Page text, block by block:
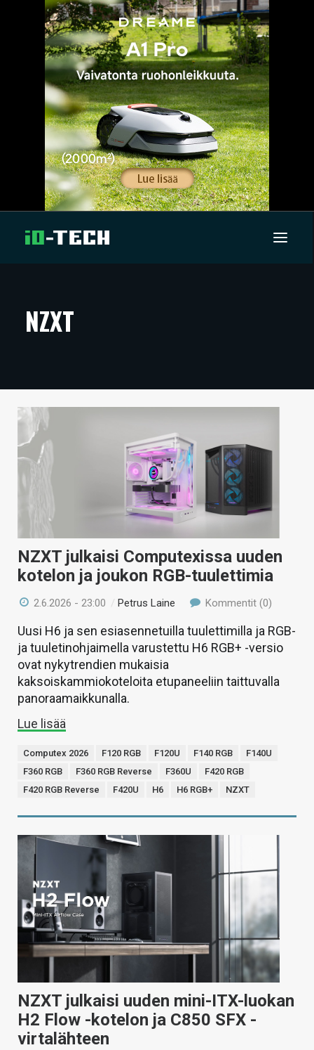
ARTIKKELIT
TECHBBS
TIETOA
HINTA.FI
KAUPPA
HAKU
NZXT
NZXT julkaisi Computexissa uuden
kotelon ja joukon RGB-tuulettimia
2.6.2026 - 23:00 /Petrus Laine Kommentit (0)
Uusi H6 ja sen esiasennetuilla tuulettimilla ja RGB-
ja tuuletinohjaimella varustettu H6 RGB+ -versio
ovat nykytrendien mukaisia
kaksoiskammiokoteloita etupaneeliin taittuvalla
panoraamaikkunalla.
Lue lisää
Computex 2026 F120 RGB F120U F140 RGB
F140U
F360 RGB
F360 RGB Reverse F360U
F420 RGB
F420 RGB Reverse
F420U H6 H6 RGB+ NZXT
NZXT julkaisi uuden mini-ITX-luokan
H2 Flow -kotelon ja C850 SFX -
virtalähteen